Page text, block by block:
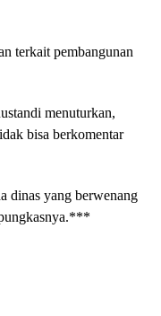
terkait pembangunan
menuturkan,
bisa berkomentar
dinas yang berwenang